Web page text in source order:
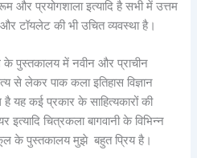
प्रयोगशाला इत्यादि है सभी में उत्तम
टॉयलेट की भी उचित व्यवस्था है।
पुस्तकालय में नवीन और प्राचीन
से लेकर पाक कला इतिहास विज्ञान
यह कई प्रकार के साहित्यकारों की
चित्रकला बागवानी के विभिन्न
के पुस्तकालय मुझे बहुत प्रिय है।